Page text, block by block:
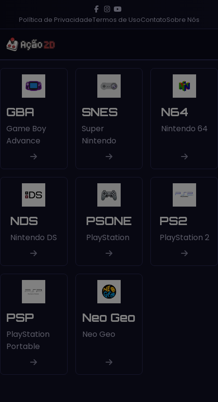
Política de PrivacidadeTermos de UsoContatoSobre Nós
GBA
Game Boy
Advance
SNES
Super
Nintendo
N64
Nintendo 64
NDS
Nintendo DS
PSONE
PlayStation
PS2
PlayStation 2
PSP
PlayStation
Portable
Neo Geo
Neo Geo